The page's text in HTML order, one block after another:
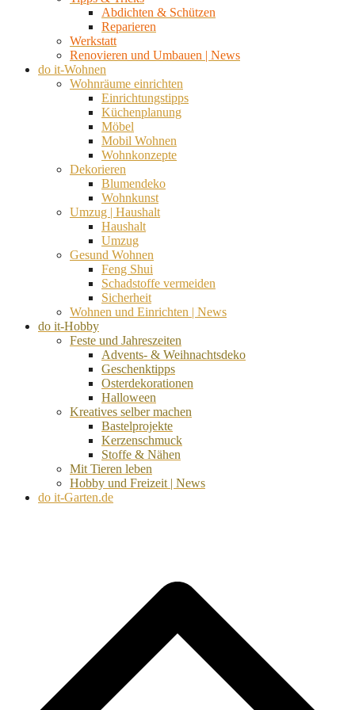
Abdichten & Schützen
Reparieren
Werkstatt
Renovieren und Umbauen | News
do it-Wohnen
Wohnräume einrichten
Einrichtungstipps
Küchenplanung
Möbel
Mobil Wohnen
Wohnkonzepte
Dekorieren
Blumendeko
Wohnkunst
Umzug | Haushalt
Haushalt
Umzug
Gesund Wohnen
Feng Shui
Schadstoffe vermeiden
Sicherheit
Wohnen und Einrichten | News
do it-Hobby
Feste und Jahreszeiten
Advents- & Weihnachtsdeko
Geschenktipps
Osterdekorationen
Halloween
Kreatives selber machen
Bastelprojekte
Kerzenschmuck
Stoffe & Nähen
Mit Tieren leben
Hobby und Freizeit | News
do it-Garten.de